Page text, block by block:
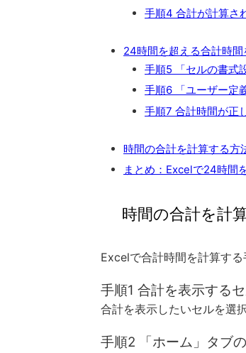
手順4 合計が計算さ
24時間を超える合計時
手順5 「セルの書式
手順6 「ユーザー定
手順7 合計時間が正
時間の合計を計算する方
まとめ：Excelで24時間
時間の合計を計
Excelで合計時間を計算する
手順1 合計を表示する
合計を表示したいセルを
手順2 「ホーム」タブ